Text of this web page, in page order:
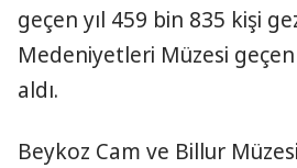
geçen yıl 459 bin 835 kişi
Medeniyetleri Müzesi
aldı.
Beykoz Cam ve Billur